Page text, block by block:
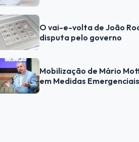
O vai-e-volta de João
disputa pelo governo
Mobilização de Mário
em Medidas Emergenciais